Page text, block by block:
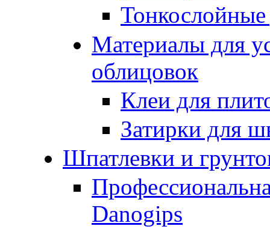
Материалы для
облицовок
Клеи для
Затирки для
Шпатлевки и
Danogips